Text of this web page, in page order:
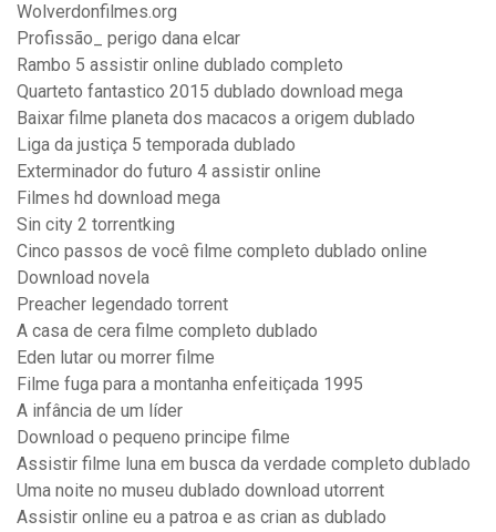
Wolverdonfilmes.org
Profissão_ perigo dana elcar
Rambo 5 assistir online dublado completo
Quarteto fantastico 2015 dublado download mega
Baixar filme planeta dos macacos a origem dublado
Liga da justiça 5 temporada dublado
Exterminador do futuro 4 assistir online
Filmes hd download mega
Sin city 2 torrentking
Cinco passos de você filme completo dublado online
Download novela
Preacher legendado torrent
A casa de cera filme completo dublado
Eden lutar ou morrer filme
Filme fuga para a montanha enfeitiçada 1995
A infância de um líder
Download o pequeno principe filme
Assistir filme luna em busca da verdade completo dublado
Uma noite no museu dublado download utorrent
Assistir online eu a patroa e as crian as dublado